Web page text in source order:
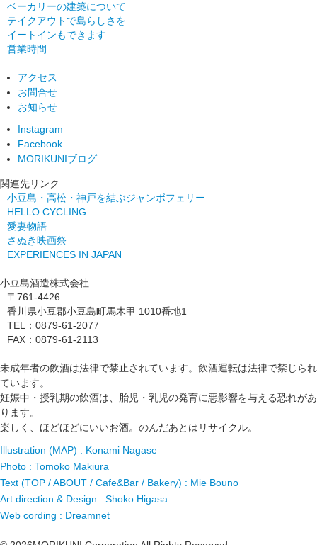
ベーカリーの建築について
テイクアウトで島らしさを
イートインもできます
営業時間
アクセス
お問合せ
お知らせ
Instagram
Facebook
MORIKUNIブログ
関連先リンク
小豆島・高松・神戸を結ぶジャンボフェリー
HELLO CYCLING
愛妻物語
さぬき映画祭
EXPERIENCES IN JAPAN
小豆島酒造株式会社
〒761-4426
香川県小豆郡小豆島町馬木甲 1010番地1
TEL：0879-61-2077
FAX：0879-61-2113
未成年者の飲酒は法律で禁止されています。飲酒運転は法律で禁じられ
ています。
妊娠中・授乳期の飲酒は、胎児・乳児の発育に悪影響を与える恐れがあ
ります。
楽しく、ほどほどにいいお酒。のんだあとはリサイクル。
Illustration (MAP) : Konami Nagase
Photo : Tomoko Makiura
Text (TOP / ABOUT / Cafe&Bar / Bakery) : Mie Bouno
Art direction & Design : Shoko Higasa
Web cording : Dreamnet